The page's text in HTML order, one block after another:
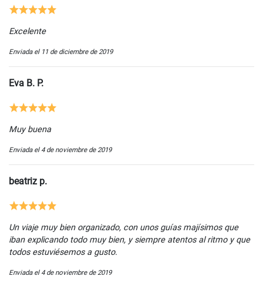
Excelente
Enviada el 11 de diciembre de 2019
Eva B. P.
Muy buena
Enviada el 4 de noviembre de 2019
beatriz p.
Un viaje muy bien organizado, con unos guías majísimos que
iban explicando todo muy bien, y siempre atentos al ritmo y que
todos estuviésemos a gusto.
Enviada el 4 de noviembre de 2019